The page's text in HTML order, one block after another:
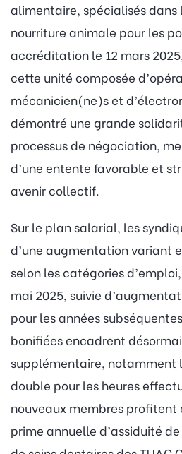
alimentaire, spécialisés
nourriture animale pour les
accréditation le 12 mars
cette unité composée
mécanicien(ne)s et
démontré une grande
processus de négociation,
d’une entente favorable et
avenir collectif.
Sur le plan salarial, les
d’une augmentation variant
selon les catégories
mai 2025, suivie
pour les années
bonifiées encadrent
supplémentaire, notamment
double pour les heures
nouveaux membres profitent
prime annuelle d’assiduité